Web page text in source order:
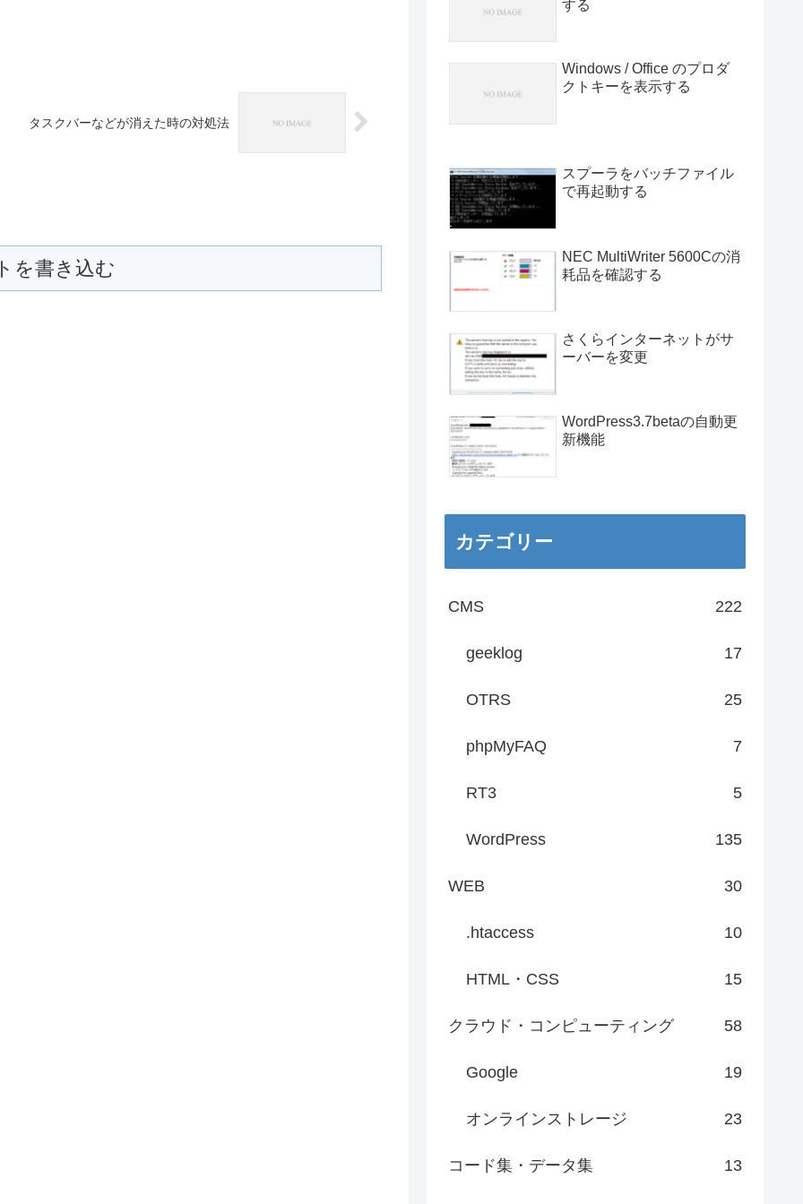
タスクバーなどが消えた時の対処法
を書き込む
する
Windows / Office のプロダ
クトキーを表示する
スプーラをバッチファイル
で再起動する
NEC MultiWriter 5600Cの消
耗品を確認する
さくらインターネットがサ
ーバーを変更
WordPress3.7betaの自動更
新機能
カテゴリー
CMS 222
geeklog 17
OTRS 25
phpMyFAQ 7
RT3 5
WordPress 135
WEB 30
.htaccess 10
HTML・CSS 15
クラウド・コンピューティング 58
Google 19
オンラインストレージ 23
コード集・データ集 13